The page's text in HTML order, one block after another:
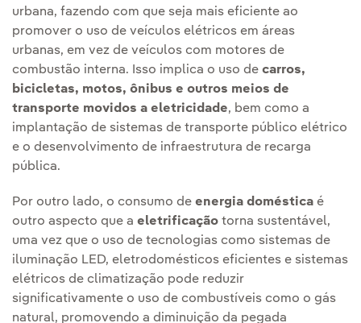
urbana, fazendo com que seja mais eficiente ao
promover o uso de veículos elétricos em áreas
urbanas, em vez de veículos com motores de
combustão interna. Isso implica o uso de carros,
bicicletas, motos, ônibus e outros meios de
transporte movidos a eletricidade, bem como a
implantação de sistemas de transporte público elétrico
e o desenvolvimento de infraestrutura de recarga
pública.
Por outro lado, o consumo de energia doméstica é
outro aspecto que a eletrificação torna sustentável,
uma vez que o uso de tecnologias como sistemas de
iluminação LED, eletrodomésticos eficientes e sistemas
elétricos de climatização pode reduzir
significativamente o uso de combustíveis como o gás
natural, promovendo a diminuição da pegada